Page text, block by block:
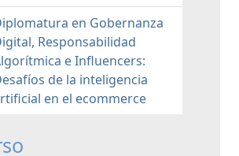
en Gobernanza
Responsabilidad
e Influencers:
de la inteligencia
en el ecommerce